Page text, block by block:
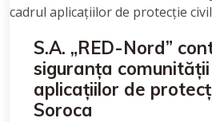
S.A. „RED-Nord”
siguranța
aplicațiilor de
Soroca